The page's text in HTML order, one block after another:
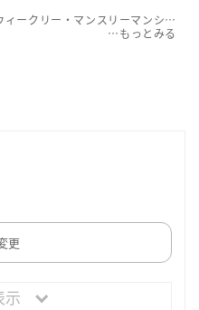
福井駅・福井駅駅/キャンペーン中のウィークリー・マンスリーマンション賃貸物件一覧を掲載中。敷金・礼金無料、家具・家電付をご紹介。こだわり条件での絞込みも簡単！
…
更
示